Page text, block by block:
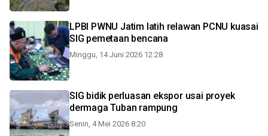
LPBI PWNU Jatim latih relawan PCNU kuasai
SIG pemetaan bencana
Minggu, 14 Juni 2026 12:28
SIG bidik perluasan ekspor usai proyek
dermaga Tuban rampung
Senin, 4 Mei 2026 8:20